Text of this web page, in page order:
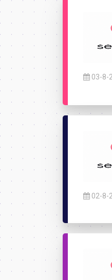
03-8-
02-8-